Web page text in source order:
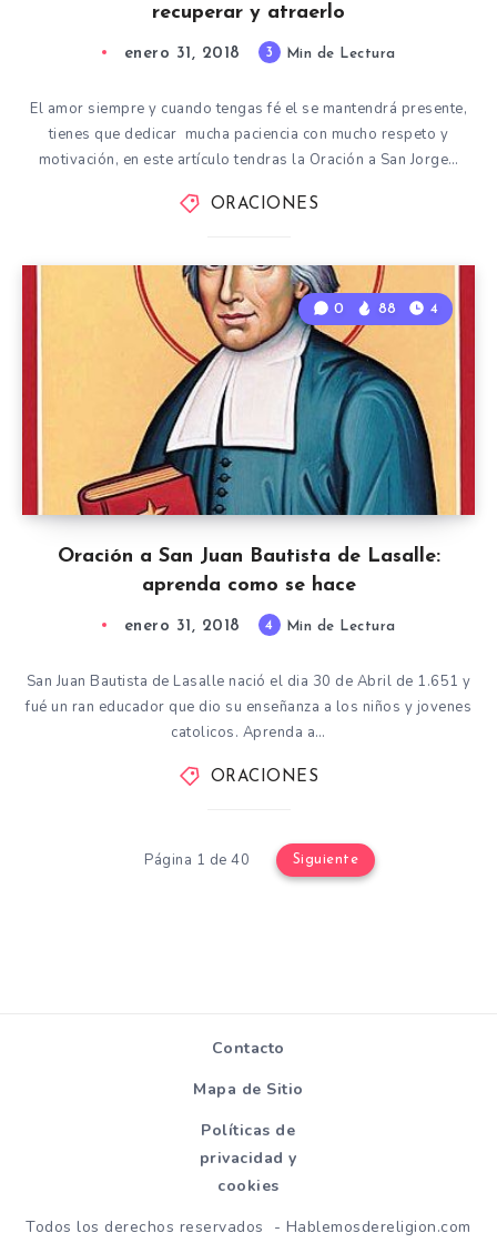
recuperar y atraerlo
enero 31, 2018 3 Min de Lectura
El amor siempre y cuando tengas fé el se mantendrá presente,
tienes que dedicar mucha paciencia con mucho respeto y
motivación, en este artículo tendras la Oración a San Jorge…
ORACIONES
Oración a San Juan Bautista de Lasalle:
aprenda como se hace
0 88 4
enero 31, 2018 4 Min de Lectura
San Juan Bautista de Lasalle nació el dia 30 de Abril de 1.651 y
fué un ran educador que dio su enseñanza a los niños y jovenes
catolicos. Aprenda a…
ORACIONES
Página 1 de 40 Siguiente
Contacto
Mapa de Sitio
Políticas de
privacidad y
cookies
Todos los derechos reservados - Hablemosdereligion.com